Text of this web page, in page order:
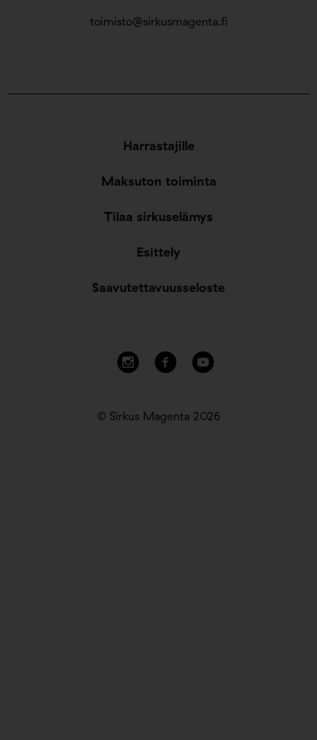
toimisto@sirkusmagenta.fi
Harrastajille
Maksuton toiminta
Tilaa sirkuselämys
Esittely
Saavutettavuusseloste
© Sirkus Magenta 2026